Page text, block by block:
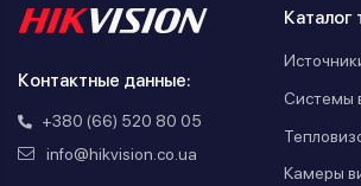
Контактные данные:
+380 (66) 520 80 05
info@hikvision.co.ua
Каталог
Системы
Камеры